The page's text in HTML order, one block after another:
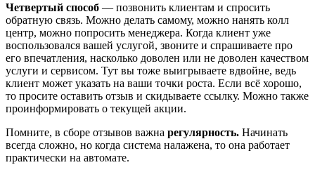
Четвертый способ — позвонить клиентам и спросить
обратную связь. Можно делать самому, можно нанять колл
центр, можно попросить менеджера. Когда клиент уже
воспользовался вашей услугой, звоните и спрашиваете про
его впечатления, насколько доволен или не доволен качеством
услуги и сервисом. Тут вы тоже выигрываете вдвойне, ведь
клиент может указать на ваши точки роста. Если всё хорошо,
то просите оставить отзыв и скидываете ссылку. Можно также
проинформировать о текущей акции.
Помните, в сборе отзывов важна регулярность. Начинать
всегда сложно, но когда система налажена, то она работает
практически на автомате.